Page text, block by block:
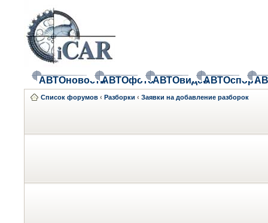
АВТОновостиАВТОфотоАВТОвидеоАВТОспорт
Список форумов ‹ Разборки ‹ Заявки на добавление разборок